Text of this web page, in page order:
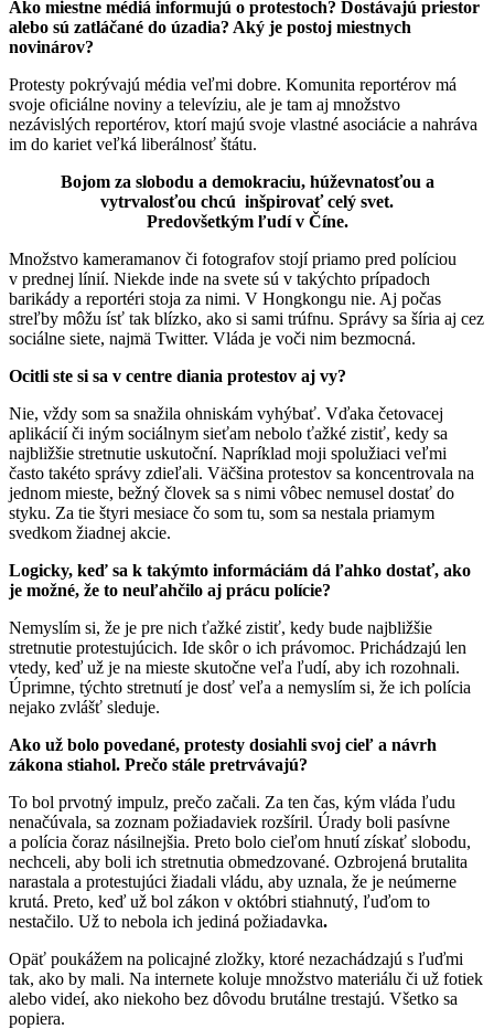
Ako miestne médiá informujú o protestoch? Dostávajú priestor
alebo sú zatláčané do úzadia? Aký je postoj miestnych
novinárov?
Protesty pokrývajú média veľmi dobre. Komunita reportérov má
svoje oficiálne noviny a televíziu, ale je tam aj množstvo
nezávislých reportérov, ktorí majú svoje vlastné asociácie a nahráva
im do kariet veľká liberálnosť štátu.
Bojom za slobodu a demokraciu, húževnatosťou a
vytrvalosťou chcú inšpirovať celý svet.
Predovšetkým ľudí v Číne.
Množstvo kameramanov či fotografov stojí priamo pred políciou
v prednej línií. Niekde inde na svete sú v takýchto prípadoch
barikády a reportéri stoja za nimi. V Hongkongu nie. Aj počas
streľby môžu ísť tak blízko, ako si sami trúfnu. Správy sa šíria aj cez
sociálne siete, najmä Twitter. Vláda je voči nim bezmocná.
Ocitli ste si sa v centre diania protestov aj vy?
Nie, vždy som sa snažila ohniskám vyhýbať. Vďaka četovacej
aplikácií či iným sociálnym sieťam nebolo ťažké zistiť, kedy sa
najbližšie stretnutie uskutoční. Napríklad moji spolužiaci veľmi
často takéto správy zdieľali. Väčšina protestov sa koncentrovala na
jednom mieste, bežný človek sa s nimi vôbec nemusel dostať do
styku. Za tie štyri mesiace čo som tu, som sa nestala priamym
svedkom žiadnej akcie.
Logicky, keď sa k takýmto informáciám dá ľahko dostať, ako
je možné, že to neuľahčilo aj prácu polície?
Nemyslím si, že je pre nich ťažké zistiť, kedy bude najbližšie
stretnutie protestujúcich. Ide skôr o ich právomoc. Prichádzajú len
vtedy, keď už je na mieste skutočne veľa ľudí, aby ich rozohnali.
Úprimne, týchto stretnutí je dosť veľa a nemyslím si, že ich polícia
nejako zvlášť sleduje.
Ako už bolo povedané, protesty dosiahli svoj cieľ a návrh
zákona stiahol. Prečo stále pretrvávajú?
To bol prvotný impulz, prečo začali. Za ten čas, kým vláda ľudu
nenačúvala, sa zoznam požiadaviek rozšíril. Úrady boli pasívne
a polícia čoraz násilnejšia. Preto bolo cieľom hnutí získať slobodu,
nechceli, aby boli ich stretnutia obmedzované. Ozbrojená brutalita
narastala a protestujúci žiadali vládu, aby uznala, že je neúmerne
krutá. Preto, keď už bol zákon v októbri stiahnutý, ľuďom to
nestačilo. Už to nebola ich jediná požiadavka.
Opäť poukážem na policajné zložky, ktoré nezachádzajú s ľuďmi
tak, ako by mali. Na internete koluje množstvo materiálu či už fotiek
alebo videí, ako niekoho bez dôvodu brutálne trestajú. Všetko sa
popiera.